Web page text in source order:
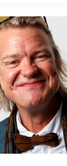
styrke- og